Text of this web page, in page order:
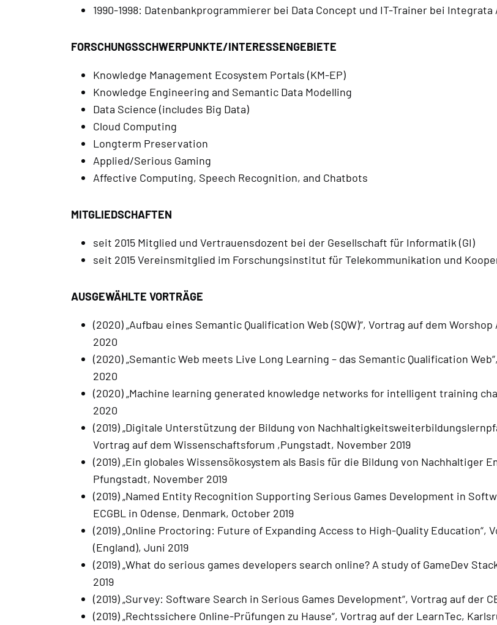
1990-1998: Datenbankprogrammierer bei Data Concept und IT-Trainer bei
FORSCHUNGSSCHWERPUNKTE/INTERESSENGEBIETE
Knowledge Management Ecosystem Portals (KM-EP)
Knowledge Engineering and Semantic Data Modelling
Data Science (includes Big Data)
Cloud Computing
Longterm Preservation
Applied/Serious Gaming
Affective Computing, Speech Recognition, and Chatbots
MITGLIEDSCHAFTEN
seit 2015 Mitglied und Vertrauensdozent bei der Gesellschaft für Informatik (GI)
seit 2015 Vereinsmitglied im Forschungsinstitut für Telekommunikation und
AUSGEWÄHLTE VORTRÄGE
(2020) „Aufbau eines Semantic Qualification Web (SQW)“, Vortrag auf dem
2020
(2020) „Semantic Web meets Live Long Learning – das Semantic Qualification
2020
(2020) „Machine learning generated knowledge networks for intelligent training
2020
(2019) „Digitale Unterstützung der Bildung von
Vortrag auf dem Wissenschaftsforum ,Pungstadt, November 2019
(2019) „Ein globales Wissensökosystem als Basis für die Bildung von Nachhaltiger
Pfungstadt, November 2019
(2019) „Named Entity Recognition Supporting Serious Games Development in
ECGBL in Odense, Denmark, October 2019
(2019) „Online Proctoring: Future of Expanding Access to High-Quality
(England), Juni 2019
(2019) „What do serious games developers search online? A study of GameDev
2019
(2019) „Survey: Software Search in Serious Games Development“, Vortrag auf der
(2019) „Rechtssichere Online-Prüfungen zu Hause“, Vortrag auf der LearnTec,